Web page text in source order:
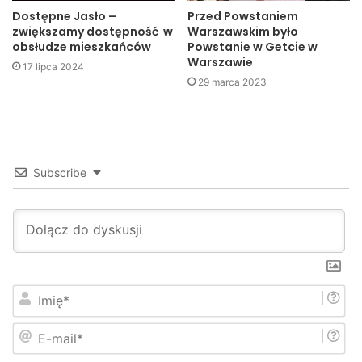
Catering dps folusz
Jasło Kuchnia pomoc
społeczna
Dostępne Jasło –
zwiększamy dostępność w
obsłudze mieszkańców
17 lipca 2024
Przed Powstaniem
Warszawskim było
Powstanie w Getcie w
Warszawie
29 marca 2023
Subscribe
i
m